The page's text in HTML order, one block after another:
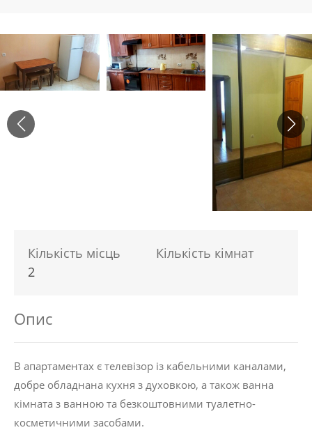
Кількість місць
2
Кількість кімнат
Опис
В апартаментах є телевізор із кабельними каналами,
добре обладнана кухня з духовкою, а також ванна
кімната з ванною та безкоштовними туалетно-
косметичними засобами.